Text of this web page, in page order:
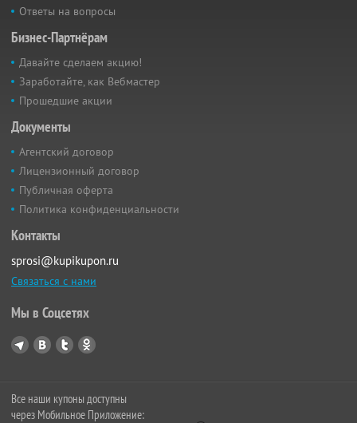
Ответы на вопросы
Бизнес-Партнёрам
Давайте сделаем акцию!
Заработайте, как Вебмастер
Прошедшие акции
Документы
Агентский договор
Лицензионный договор
Публичная оферта
Политика конфиденциальности
Контакты
sprosi@kupikupon.ru
Связаться с нами
Мы в Соцсетях
Все наши купоны доступны
через Мобильное Приложение: